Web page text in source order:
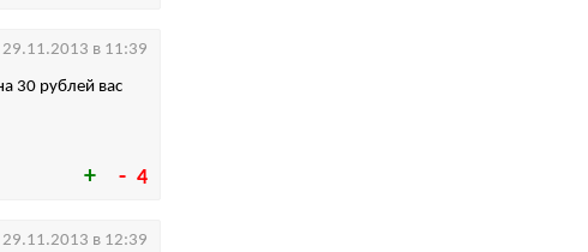
4
30 рублей вас
29.11.2013 в 11:39
29.11.2013 в 12:39